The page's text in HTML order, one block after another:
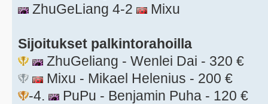
ZhuGeLiang 4-2
Mixu
Sijoitukset palkintorahoilla
ZhuGeliang - Wenlei Dai - 320 €
Mixu - Mikael Helenius - 200 €
-4.
PuPu - Benjamin Puha - 120 €